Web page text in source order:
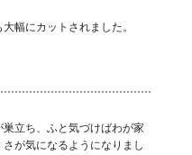
幅にカットされました。
巣立ち、ふと気づけばわが家
さが気になるようになりまし